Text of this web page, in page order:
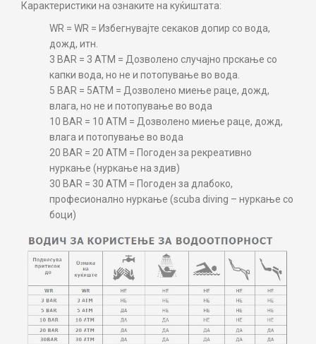
Карактеристики на ознаките на куќиштата:
WR = WR = Избегнувајте секаков допир со вода,
дожд, итн.
3 BAR = 3 ATM = Дозволено случајно прскање со
капки вода, но не и потопување во вода.
5 BAR = 5ATM = Дозволено миење раце, дожд,
влага, но не и потопување во вода
10 BAR = 10 ATM = Дозволено миење раце, дожд,
влага и потопување во вода
20 BAR = 20 ATM = Погоден за рекреативно
нуркање (нуркање на здив)
30 BAR = 30 ATM = Погоден за длабоко,
професионално нуркање (scuba diving – нуркање со
боци)